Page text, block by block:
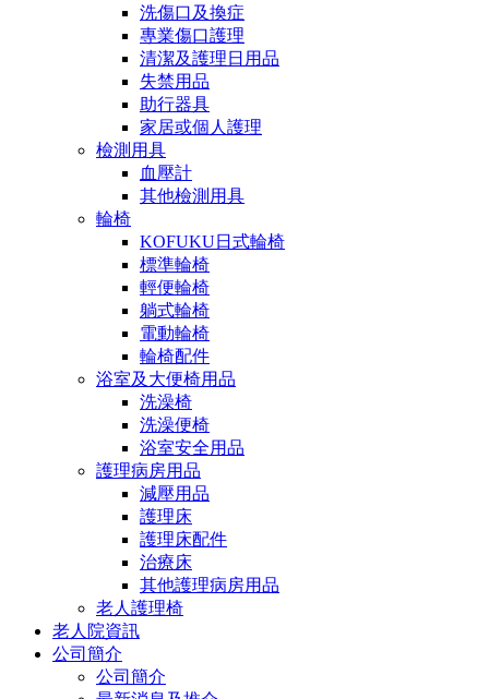
洗傷口及換症
專業傷口護理
清潔及護理日用品
失禁用品
助行器具
家居或個人護理
檢測用具
血壓計
其他檢測用具
輪椅
KOFUKU日式輪椅
標準輪椅
輕便輪椅
躺式輪椅
電動輪椅
輪椅配件
浴室及大便椅用品
洗澡椅
洗澡便椅
浴室安全用品
護理病房用品
減壓用品
護理床
護理床配件
治療床
其他護理病房用品
老人護理椅
老人院資訊
公司簡介
公司簡介